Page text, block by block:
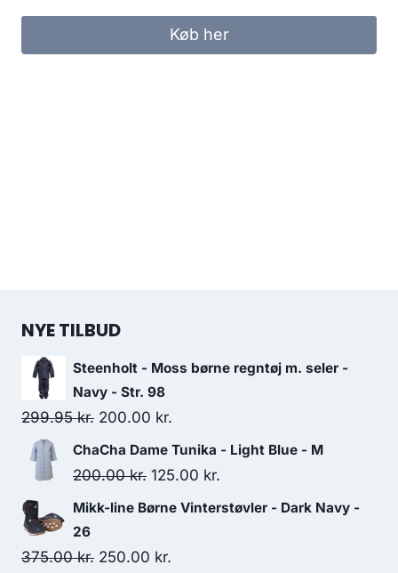
200.00 kr..
Køb her
NYE TILBUD
Steenholt - Moss børne regntøj m. seler -
Navy - Str. 98
299.95kr. Original
price
was:
200.00 kr.
price
is:
ChaCha Dame Tunika - Light Blue - M
200.00kr. Original
price
200.00 kr..
125.00 kr.
price
Mikk-line Børne Vinterstøvler - Dark Navy -
26
375.00kr. Original
250.00 kr.